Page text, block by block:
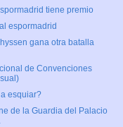
tiene premio
espormadrid
gana otra batalla
de Convenciones
esquiar?
de la Guardia del Palacio